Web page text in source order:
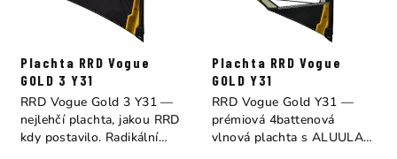
Plachta RRD Vogue
GOLD 3 Y31
RRD Vogue Gold 3 Y31 —
nejlehčí plachta, jakou RRD
kdy postavilo. Radikální
Plachta RRD Vogue
GOLD Y31
RRD Vogue Gold Y31 —
prémiová 4battenová
vlnová plachta s ALUULA